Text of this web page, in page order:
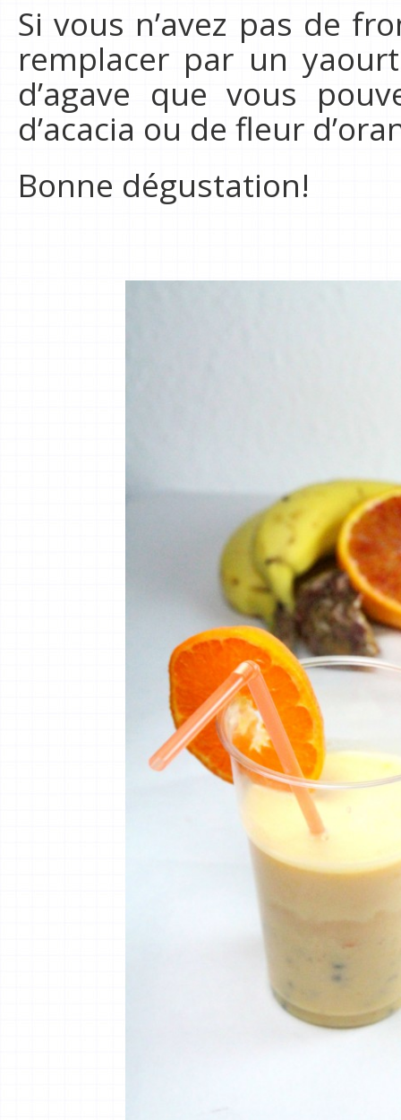
Si vous n’avez pas de
remplacer par un
d’agave que vous
d’acacia ou de fleur
Bonne dégustation!